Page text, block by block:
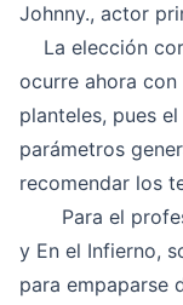
Johnny., actor
La elección
ocurre ahora
planteles, pues
parámetros
recomendar los
Para el
y En el Infierno,
para empaparse